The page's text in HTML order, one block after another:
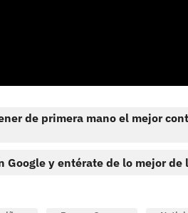
de primera mano el mejor
Google y entérate de lo mejor de